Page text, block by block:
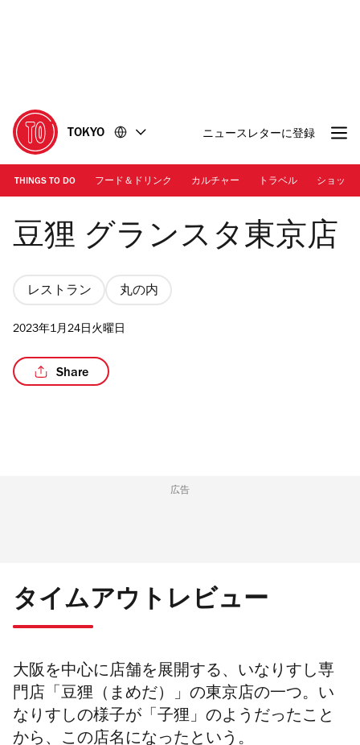
に
移
動
移
動
TOKYO ニュースレターに登録
THINGS TO DO フード＆ドリンク カルチャー トラベル ショッピ
まめだ
豆狸 グランスタ東京店
レストラン 丸の内
2023年1月24日火曜日
Share
広告
タイムアウトレビュー
大阪を中心に店舗を展開する、いなりすし専
門店「豆狸（まめだ）」の東京店の一つ。い
なりすしの様子が「子狸」のようだったこと
から、この店名になったという。